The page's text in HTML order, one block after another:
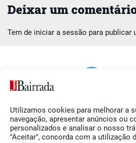
Utilizamos cookies para melhorar a
navegação, apresentar anúncios ou
personalizados e analisar o nosso
"Aceitar", concorda com a utilização
Deixar um
Tem de iniciar a sessão para publicar
Siga-nos
Facebook
O